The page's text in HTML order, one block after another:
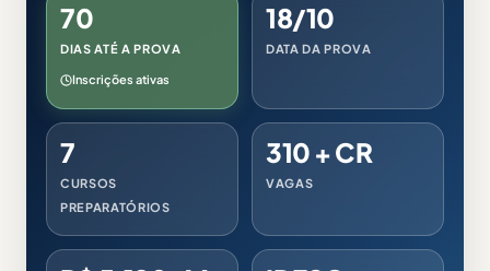
70
DIAS ATÉ A PROVA
Inscrições ativas
18/10
DATA DA PROVA
7
CURSOS
PREPARATÓRIOS
310 + CR
VAGAS